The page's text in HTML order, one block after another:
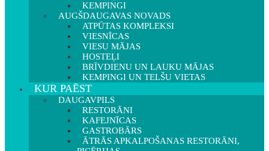
KEMPINGI
AUGŠDAUGAVAS NOVADS
ATPŪTAS KOMPLEKSI
VIESNĪCAS
VIESU MĀJAS
HOSTEĻI
BRĪVDIENU UN LAUKU MĀJAS
KEMPINGI UN TELŠU VIETAS
KUR PAĒST
DAUGAVPILS
RESTORĀNI
KAFEJNĪCAS
GASTROBĀRS
ĀTRĀS APKALPOŠANAS RESTORĀNI,